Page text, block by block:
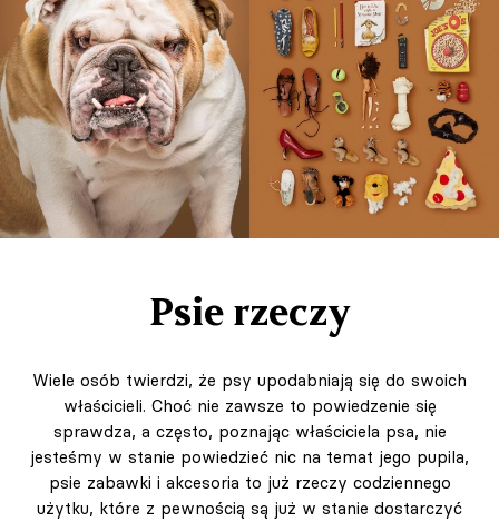
Psie rzeczy
Wiele osób twierdzi, że psy upodabniają się do swoich
właścicieli. Choć nie zawsze to powiedzenie się
sprawdza, a często, poznając właściciela psa, nie
jesteśmy w stanie powiedzieć nic na temat jego pupila,
psie zabawki i akcesoria to już rzeczy codziennego
użytku, które z pewnością są już w stanie dostarczyć